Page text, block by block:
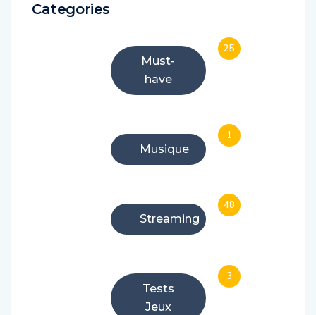
Categories
Must-
have
25
Musique
1
Streaming
48
Tests
Jeux
3